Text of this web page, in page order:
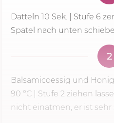
Datteln 10 Sek. Stufe 6
Spatel nach unten
2
Balsamicoessig und
90 °C
Stufe 2 ziehen
nicht einatmen, er ist sehr